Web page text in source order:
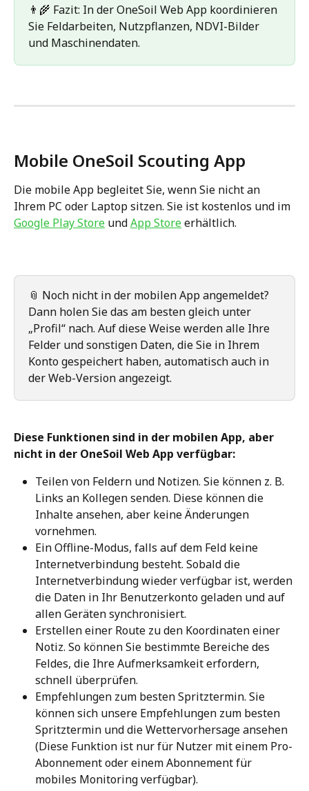
👨‍🌾 Fazit: In der OneSoil Web App koordinieren
Sie Feldarbeiten, Nutzpflanzen, NDVI-Bilder
und Maschinendaten.
Mobile OneSoil Scouting App
Die mobile App begleitet Sie, wenn Sie nicht an
Ihrem PC oder Laptop sitzen. Sie ist kostenlos und im
Google Play Store und App Store erhältlich.
📎 Noch nicht in der mobilen App angemeldet?
Dann holen Sie das am besten gleich unter
„Profil“ nach. Auf diese Weise werden alle Ihre
Felder und sonstigen Daten, die Sie in Ihrem
Konto gespeichert haben, automatisch auch in
der Web-Version angezeigt.
Diese Funktionen sind in der mobilen App, aber
nicht in der OneSoil Web App verfügbar:
Teilen von Feldern und Notizen. Sie können z. B.
Links an Kollegen senden. Diese können die
Inhalte ansehen, aber keine Änderungen
vornehmen.
Ein Offline-Modus, falls auf dem Feld keine
Internetverbindung besteht. Sobald die
Internetverbindung wieder verfügbar ist, werden
die Daten in Ihr Benutzerkonto geladen und auf
allen Geräten synchronisiert.
Erstellen einer Route zu den Koordinaten einer
Notiz. So können Sie bestimmte Bereiche des
Feldes, die Ihre Aufmerksamkeit erfordern,
schnell überprüfen.
Empfehlungen zum besten Spritztermin. Sie
können sich unsere Empfehlungen zum besten
Spritztermin und die Wettervorhersage ansehen
(Diese Funktion ist nur für Nutzer mit einem Pro-
Abonnement oder einem Abonnement für
mobiles Monitoring verfügbar).